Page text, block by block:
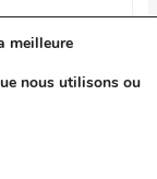
SUIVANT
meilleure
nous utilisons ou